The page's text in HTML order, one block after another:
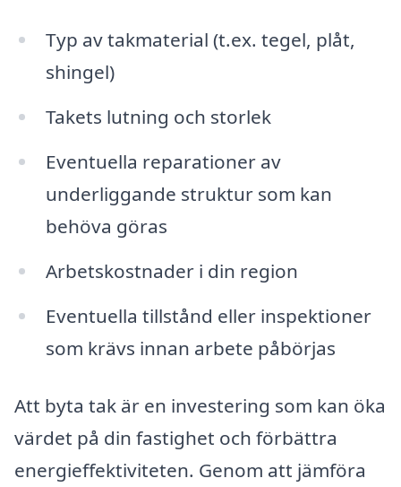
Typ av takmaterial (t.ex. tegel, plåt,
shingel)
Takets lutning och storlek
Eventuella reparationer av
underliggande struktur som kan
behöva göras
Arbetskostnader i din region
Eventuella tillstånd eller inspektioner
som krävs innan arbete påbörjas
Att byta tak är en investering som kan öka
värdet på din fastighet och förbättra
energieffektiviteten. Genom att jämföra